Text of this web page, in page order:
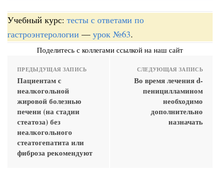
Учебный курс: тесты с ответами по
гастроэнтерологии — урок №63.
Поделитесь с коллегами ссылкой на наш сайт
ПРЕДЫДУЩАЯ ЗАПИСЬ
Пациентам с
неалкогольной
жировой болезнью
печени (на стадии
стеатоза) без
неалкогольного
стеатогепатита или
фиброза рекомендуют
СЛЕДУЮЩАЯ ЗАПИСЬ
Во время лечения d-
пеницилламином
необходимо
дополнительно
назначать